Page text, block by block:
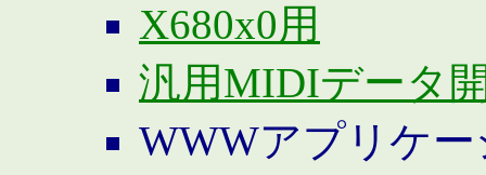
X680x0用
汎用MIDIデータ
WWWアプリケ